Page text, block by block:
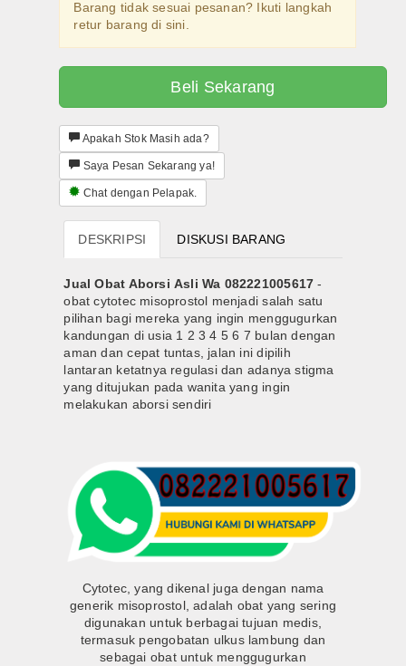
Semua Produk
Obat Cytotec
Tracking Orders
Konfirmasi Orders
Cytotec Sopros Misoprostol Obat Aborsi Ampuh
Barang tidak sesuai pesanan? Ikuti langkah
retur barang di sini.
Beli Sekarang
Apakah Stok Masih ada?
Saya Pesan Sekarang ya!
Chat dengan Pelapak.
DESKRIPSI DISKUSI BARANG
Jual Obat Aborsi Asli Wa 082221005617 -
obat cytotec misoprostol menjadi salah satu
pilihan bagi mereka yang ingin menggugurkan
kandungan di usia 1 2 3 4 5 6 7 bulan dengan
aman dan cepat tuntas, jalan ini dipilih
lantaran ketatnya regulasi dan adanya stigma
yang ditujukan pada wanita yang ingin
melakukan aborsi sendiri
Cytotec, yang dikenal juga dengan nama
generik misoprostol, adalah obat yang sering
digunakan untuk berbagai tujuan medis,
termasuk pengobatan ulkus lambung dan
sebagai obat untuk menggugurkan